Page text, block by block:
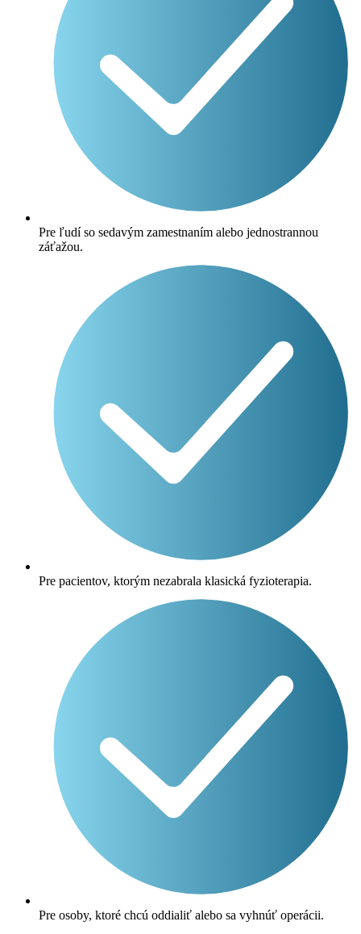
Pre ľudí so sedavým zamestnaním alebo jednostrannou
záťažou.
Pre pacientov, ktorým nezabrala klasická fyzioterapia.
Pre osoby, ktoré chcú oddialiť alebo sa vyhnúť operácii.